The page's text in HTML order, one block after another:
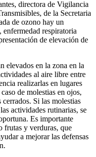
directora de Vigilancia
de la Secretaria
de ozono hay un
enfermedad respiratoria
de elevación de
elevados en la zona en la
al aire libre entre
realizarlas en lugares
de molestias en ojos,
Si las molestias
actividades rutinarias, se
Es importante
frutas y verduras, que
a mejorar las defensas